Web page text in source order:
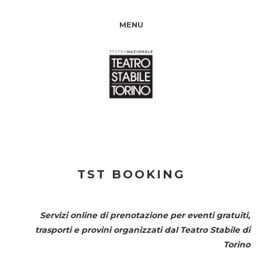
MENU
TST BOOKING
Servizi online di prenotazione per eventi gratuiti,
trasporti e provini organizzati dal Teatro Stabile di
Torino